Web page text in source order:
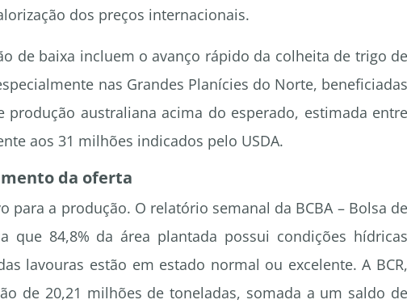
dos preços internacionais.
de baixa incluem o avanço rápido da colheita de trigo de
nas Grandes Planícies do Norte, beneficiadas
produção australiana acima do esperado, estimada entre
aos 31 milhões indicados pelo USDA.
da oferta
para a produção. O relatório semanal da BCBA – Bolsa de
que 84,8% da área plantada possui condições hídricas
lavouras estão em estado normal ou excelente. A BCR,
de 20,21 milhões de toneladas, somada a um saldo de